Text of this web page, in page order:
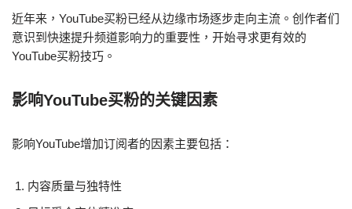
近年来，YouTube买粉已经从边缘市场逐步走向主流。创作者们
意识到快速提升频道影响力的重要性，开始寻求更有效的
YouTube买粉技巧。
影响YouTube买粉的关键因素
影响YouTube增加订阅者的因素主要包括：
内容质量与独特性